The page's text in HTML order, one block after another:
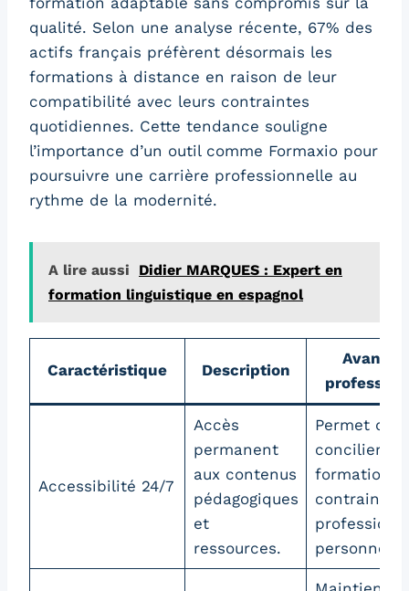
qualité. Selon une analyse récente, 67% des
actifs français préfèrent désormais les
formations à distance en raison de leur
compatibilité avec leurs contraintes
quotidiennes. Cette tendance souligne
l’importance d’un outil comme Formaxio pour
poursuivre une carrière professionnelle au
rythme de la modernité.
A lire aussi
Didier MARQUES : Expert en
formation linguistique en espagnol
Caractéristique Description
Accessibilité 24/7
Accès
permanent
aux contenus
pédagogiques
et
ressources.
Permet de
concilier
formation
contraintes